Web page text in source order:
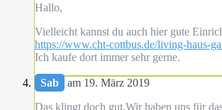
Hallo,
Vielleicht kannst du auch hier gute
https://www.cht-cottbus.de/living-haus-
Ich kaufe dort immer sehr gerne.
Sab
am 19. März 2019
Das klingt doch gut.Wir haben uns für